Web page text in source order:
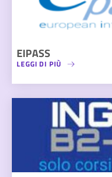
EIPASS
LEGGI DI PIÙ